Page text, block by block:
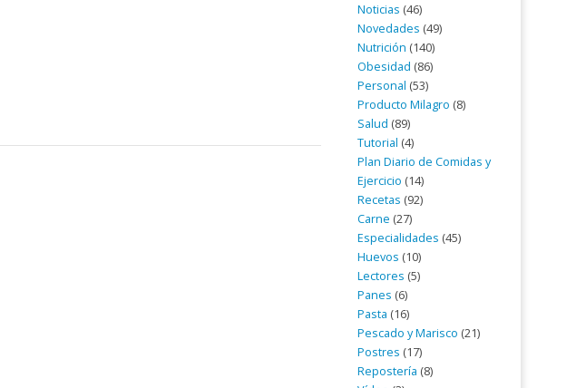
Noticias (46)
Novedades (49)
Nutrición (140)
Obesidad (86)
Personal (53)
Producto Milagro (8)
Salud (89)
Tutorial (4)
Plan Diario de Comidas y
Ejercicio (14)
Recetas (92)
Carne (27)
Especialidades (45)
Huevos (10)
Lectores (5)
Panes (6)
Pasta (16)
Pescado y Marisco (21)
Postres (17)
Repostería (8)